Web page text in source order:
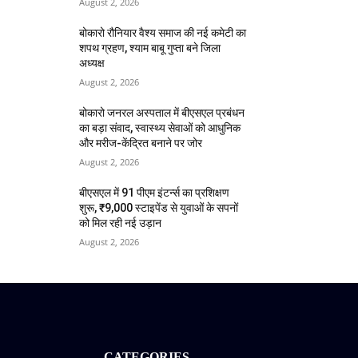
बोकारो रौनियार वैश्य समाज की नई कमेटी का
शपथ ग्रहण, श्याम बाबू गुप्ता बने जिला
अध्यक्ष
August 2, 2026
बोकारो जनरल अस्पताल में बीएसएल प्रबंधन
का बड़ा संवाद, स्वास्थ्य सेवाओं को आधुनिक
और मरीज-केंद्रित बनाने पर जोर
August 2, 2026
बीएसएल में 91 पीएम इंटर्न्स का प्रशिक्षण
शुरू, ₹9,000 स्टाइपेंड से युवाओं के सपनों
को मिल रही नई उड़ान
August 2, 2026